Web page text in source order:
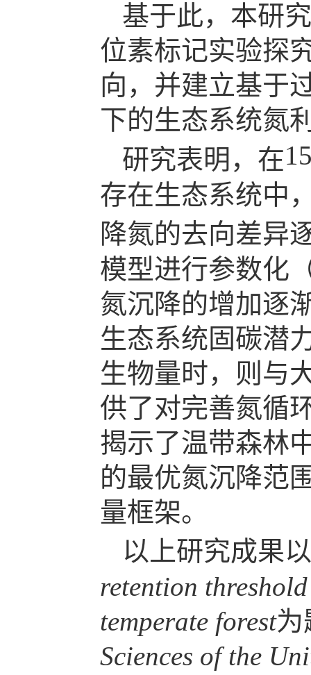
基于此，本研
位素标记实验探
向，并建立基于
下的生态系统氮
研究表明，在
存在生态系统中
降氮的去向差异
模型进行参数化
氮沉降的增加逐
生态系统固碳潜
生物量时，则与
供了对完善氮循
揭示了温带森林
的最优氮沉降范
量框架。
以上研究成果以
retention
temperate forest为
Sciences of the